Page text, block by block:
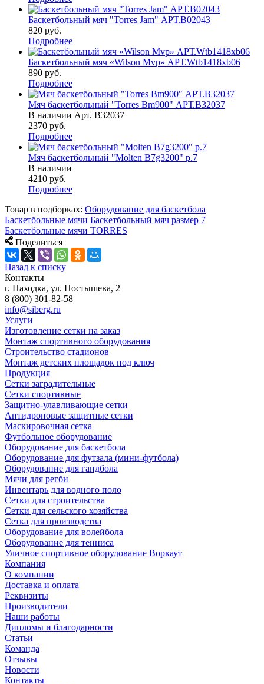
Баскетбольный мяч "Torres Jam" АРТ.B02043
820 руб.
Подробнее
Баскетбольный мяч «Wilson Mvp» АРТ.Wtb1418xb06
890 руб.
Подробнее
Мяч баскетбольный "Torres Bm900" АРТ.B32037
В наличии Арт. B32037
2370 руб.
Подробнее
Мяч баскетбольный "Molten B7g3200" р.7
В наличии
4210 руб.
Подробнее
Товар в подборках: Оборудование для баскетбола
Баскетбольные мячи Баскетбольный мяч размер 7
Баскетбольные мячи TORRES
Поделиться
Назад к списку
Контакты
г. Находка, ул. Постышева, 2
8 (800) 301-82-58
info@siberg.ru
Услуги
Изготовление сетки на заказ
Монтаж спортивного оборудования
Строительство стадионов
Монтаж детских площадок под ключ
Продукция
Сетки заградительные
Сетки спортивные
Защитно-улавливающие сетки
Антидроновые защитные сетки
Маскировочная сетка
Футбольное оборудование
Оборудование для баскетбола
Оборудование для футзала (мини-футбола)
Оборудование для гандбола
Мячи для регби
Инвентарь для водного поло
Сетки для строительства
Сетки для сельского хозяйства
Сетка для производства
Оборудование для волейбола
Оборудование для тенниса
Уличное спортивное оборудование Воркаут
Компания
О компании
Доставка и оплата
Реквизиты
Производители
Наши работы
Дипломы и благодарности
Статьи
Команда
Отзывы
Новости
Контакты